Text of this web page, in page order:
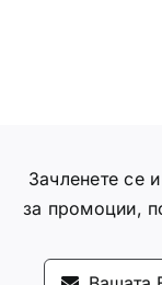
Зачленете се
за промоции,